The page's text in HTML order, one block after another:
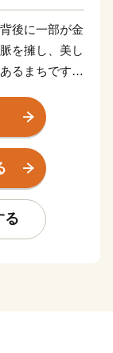
後に一部が金
を擁し、美し
るまちです。
の増加ととも
す。
世界と日本を
国際都市をめ
る